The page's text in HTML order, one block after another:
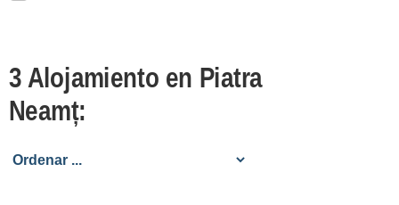
3 Alojamiento en Piatra
Neamț:
Înscrie o unitate
de cazare